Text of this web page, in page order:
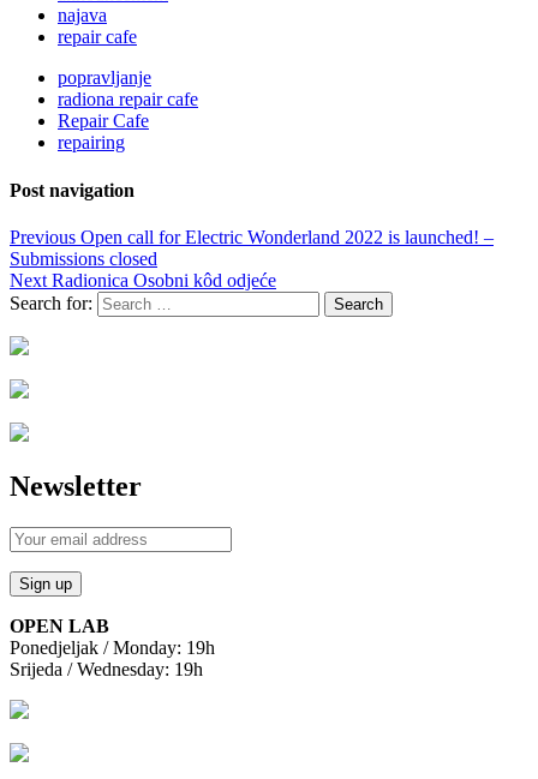
najava
repair cafe
popravljanje
radiona repair cafe
Repair Cafe
repairing
Post navigation
Previous Open call for Electric Wonderland 2022 is launched! –
Submissions closed
Next Radionica Osobni kôd odjeće
Search for:
Newsletter
OPEN LAB
Ponedjeljak / Monday: 19h
Srijeda / Wednesday: 19h